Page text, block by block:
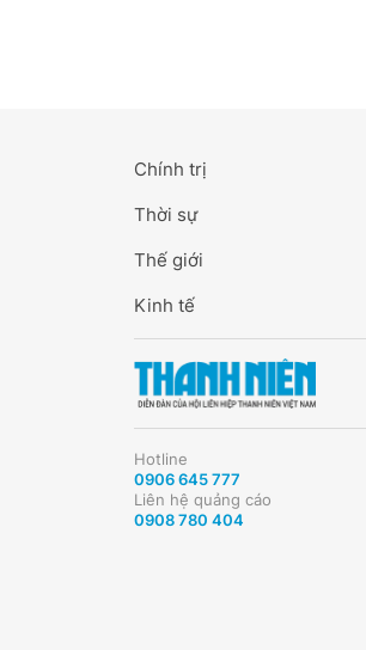
Chính trị
Thời sự
Thế giới
Kinh tế
Hotline
0906 645 777
Liên hệ quảng cáo
0908 780 404